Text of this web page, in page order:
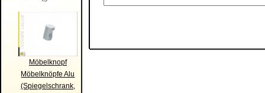
Möbelknopf
Möbelknöpfe Alu
(Spiegelschrank,